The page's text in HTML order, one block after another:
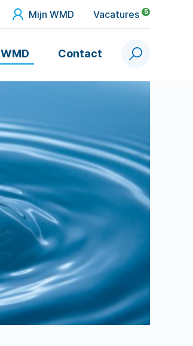
Mijn WMD Vacatures 5
WMD Contact Zoek